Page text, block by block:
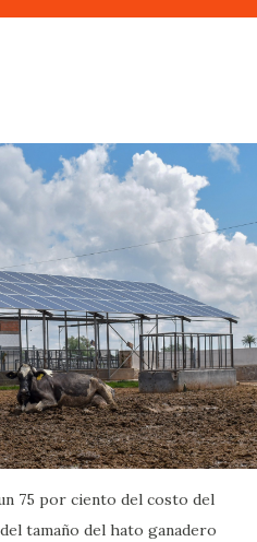
75 por ciento del costo del
tamaño del hato ganadero